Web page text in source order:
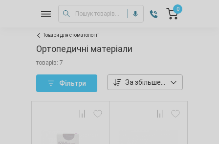
0
Товари для стоматології
Ортопедичні матеріали
товарів: 7
Фільтри